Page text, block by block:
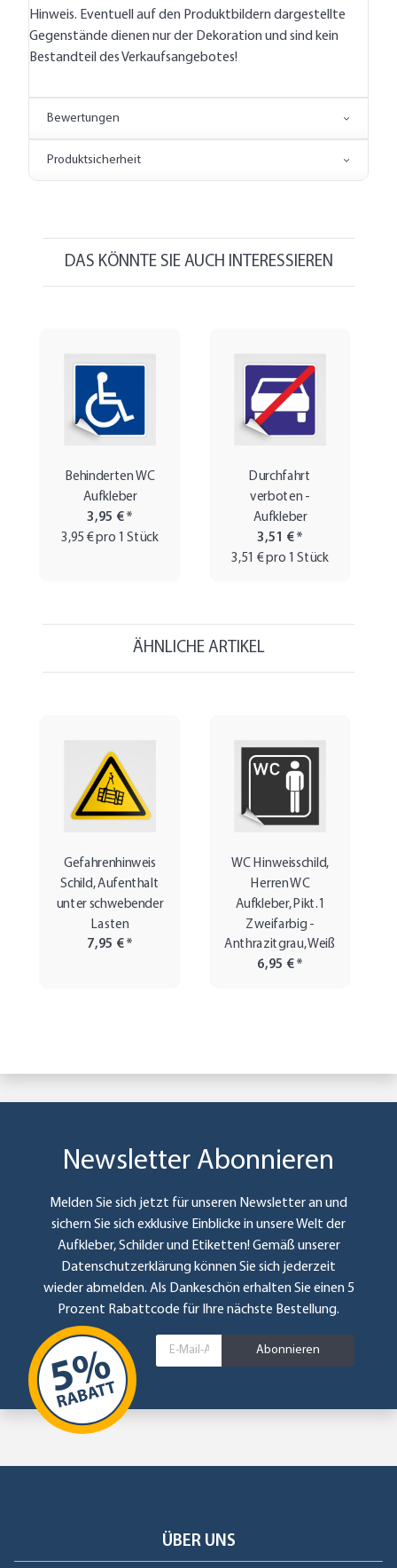
Hinweis. Eventuell auf den Produktbildern dargestellte
Gegenstände dienen nur der Dekoration und sind kein
Bestandteil des Verkaufsangebotes!
Bewertungen
Produktsicherheit
DAS KÖNNTE SIE AUCH INTERESSIEREN
Behinderten WC
Aufkleber
3,95 €*
3,95 € pro 1 Stück
Durchfahrt
verboten -
Aufkleber
3,51 €*
3,51 € pro 1 Stück
ÄHNLICHE ARTIKEL
Gefahrenhinweis
Schild, Aufenthalt
unter schwebender
Lasten
7,95 €*
WC Hinweisschild,
Herren WC
Aufkleber, Pikt.1
Zweifarbig -
Anthrazitgrau, Weiß
6,95 €*
Newsletter Abonnieren
Melden Sie sich jetzt für unseren Newsletter an und
sichern Sie sich exklusive Einblicke in unsere Welt der
Aufkleber, Schilder und Etiketten! Gemäß unserer
Datenschutzerklärung können Sie sich jederzeit
wieder abmelden. Als Dankeschön erhalten Sie einen 5
Prozent Rabattcode für Ihre nächste Bestellung.
Abonnieren
ÜBER UNS